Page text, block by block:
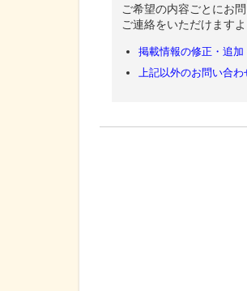
ご希望の内容ごとにお
ご連絡をいただけます
掲載情報の修正・追
上記以外のお問い合わ